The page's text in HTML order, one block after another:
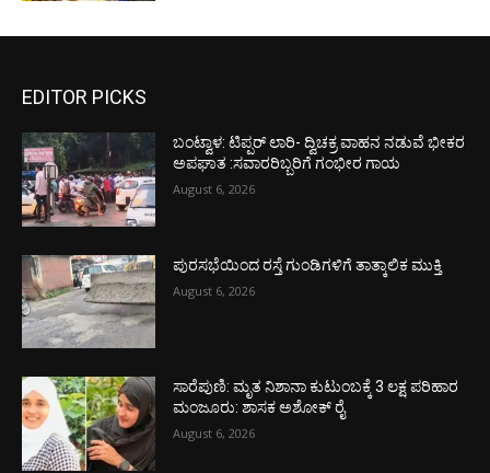
EDITOR PICKS
ಬಂಟ್ವಾಳ: ಟಿಪ್ಪರ್ ಲಾರಿ- ದ್ವಿಚಕ್ರ ವಾಹನ ನಡುವೆ ಭೀಕರ
ಅಪಘಾತ :ಸವಾರರಿಬ್ಬರಿಗೆ ಗಂಭೀರ ಗಾಯ
August 6, 2026
ಪುರಸಭೆಯಿಂದ ರಸ್ತೆ ಗುಂಡಿಗಳಿಗೆ ತಾತ್ಕಾಲಿಕ ಮುಕ್ತಿ
August 6, 2026
ಸಾರೆಪುಣಿ: ಮೃತ ನಿಶಾನಾ ಕುಟುಂಬಕ್ಕೆ 3 ಲಕ್ಷ ಪರಿಹಾರ
ಮಂಜೂರು: ಶಾಸಕ ಅಶೋಕ್ ರೈ
August 6, 2026